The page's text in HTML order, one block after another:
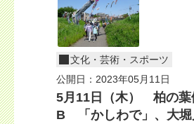
文化・芸術・スポーツ
公開日：2023年05月11日
5月11日（木） 柏の葉
B 「かしわで」、大